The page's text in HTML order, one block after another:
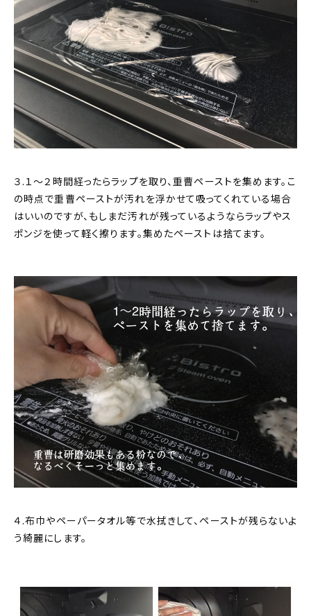
３.１〜２時間経ったらラップを取り、重曹ペーストを集めます。こ
の時点で重曹ペーストが汚れを浮かせて吸ってくれている場合
はいいのですが、もしまだ汚れが残っているようならラップやス
ポンジを使って軽く擦ります。集めたペーストは捨てます。
４.布巾やペーパータオル等で水拭きして、ペーストが残らないよ
う綺麗にします。